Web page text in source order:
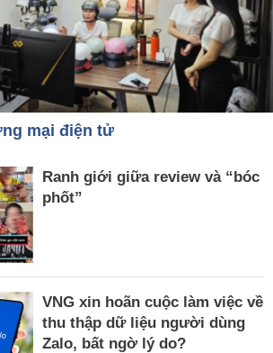
mại điện tử
Ranh giới giữa review và “bóc
phốt”
VNG xin hoãn cuộc làm việc về
thu thập dữ liệu người dùng
Zalo, bất ngờ lý do?